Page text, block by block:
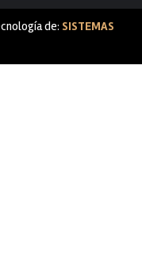
de: SISTEMAS